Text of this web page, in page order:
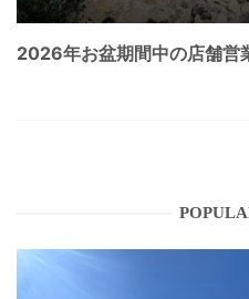
2026年お盆期間中の店舗営